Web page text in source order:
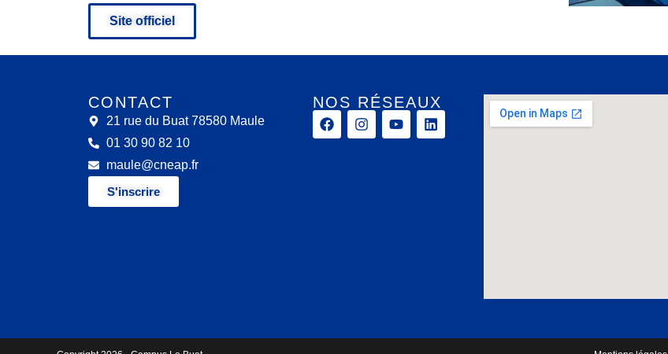
Site officiel
CONTACT
21 rue du Buat 78580 Maule
01 30 90 82 10
maule@cneap.fr
S'inscrire
NOS RÉSEAUX